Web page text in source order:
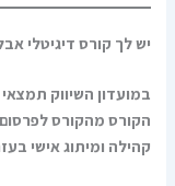
יש לך קורס דיגיטלי
במועדון השיווק
הקורס מהקורס לפרסום
קהילה ומיתוג אישי